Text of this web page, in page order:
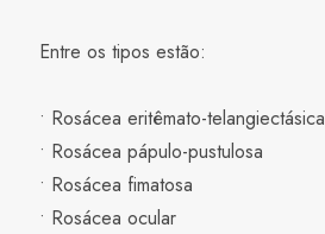
Entre os tipos estão:
• Rosácea eritêmato-telangiectásica
• Rosácea pápulo-pustulosa
• Rosácea fimatosa
• Rosácea ocular